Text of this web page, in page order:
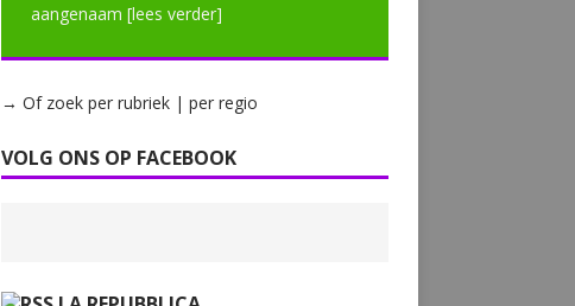
aangenaam [lees verder]
→ Of zoek per rubriek | per regio
VOLG ONS OP FACEBOOK